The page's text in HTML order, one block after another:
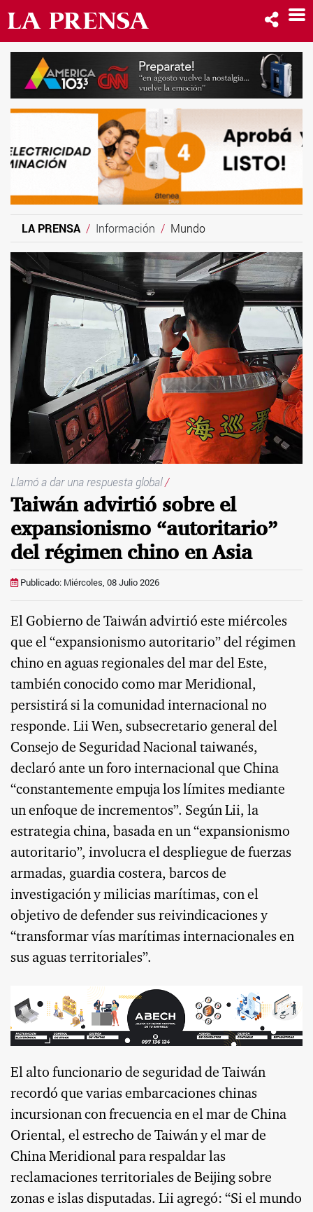
LA PRENSA Información Mundo
Llamó a dar una respuesta global/
Taiwán advirtió sobre el
expansionismo “autoritario”
del régimen chino en Asia
Publicado: Miércoles, 08 Julio 2026
El Gobierno de Taiwán advirtió este miércoles
que el “expansionismo autoritario” del régimen
chino en aguas regionales del mar del Este,
también conocido como mar Meridional,
persistirá si la comunidad internacional no
responde. Lii Wen, subsecretario general del
Consejo de Seguridad Nacional taiwanés,
declaró ante un foro internacional que China
“constantemente empuja los límites mediante
un enfoque de incrementos”. Según Lii, la
estrategia china, basada en un “expansionismo
autoritario”, involucra el despliegue de fuerzas
armadas, guardia costera, barcos de
investigación y milicias marítimas, con el
objetivo de defender sus reivindicaciones y
“transformar vías marítimas internacionales en
sus aguas territoriales”.
El alto funcionario de seguridad de Taiwán
recordó que varias embarcaciones chinas
incursionan con frecuencia en el mar de China
Oriental, el estrecho de Taiwán y el mar de
China Meridional para respaldar las
reclamaciones territoriales de Beijing sobre
zonas e islas disputadas. Lii agregó: “Si el mundo